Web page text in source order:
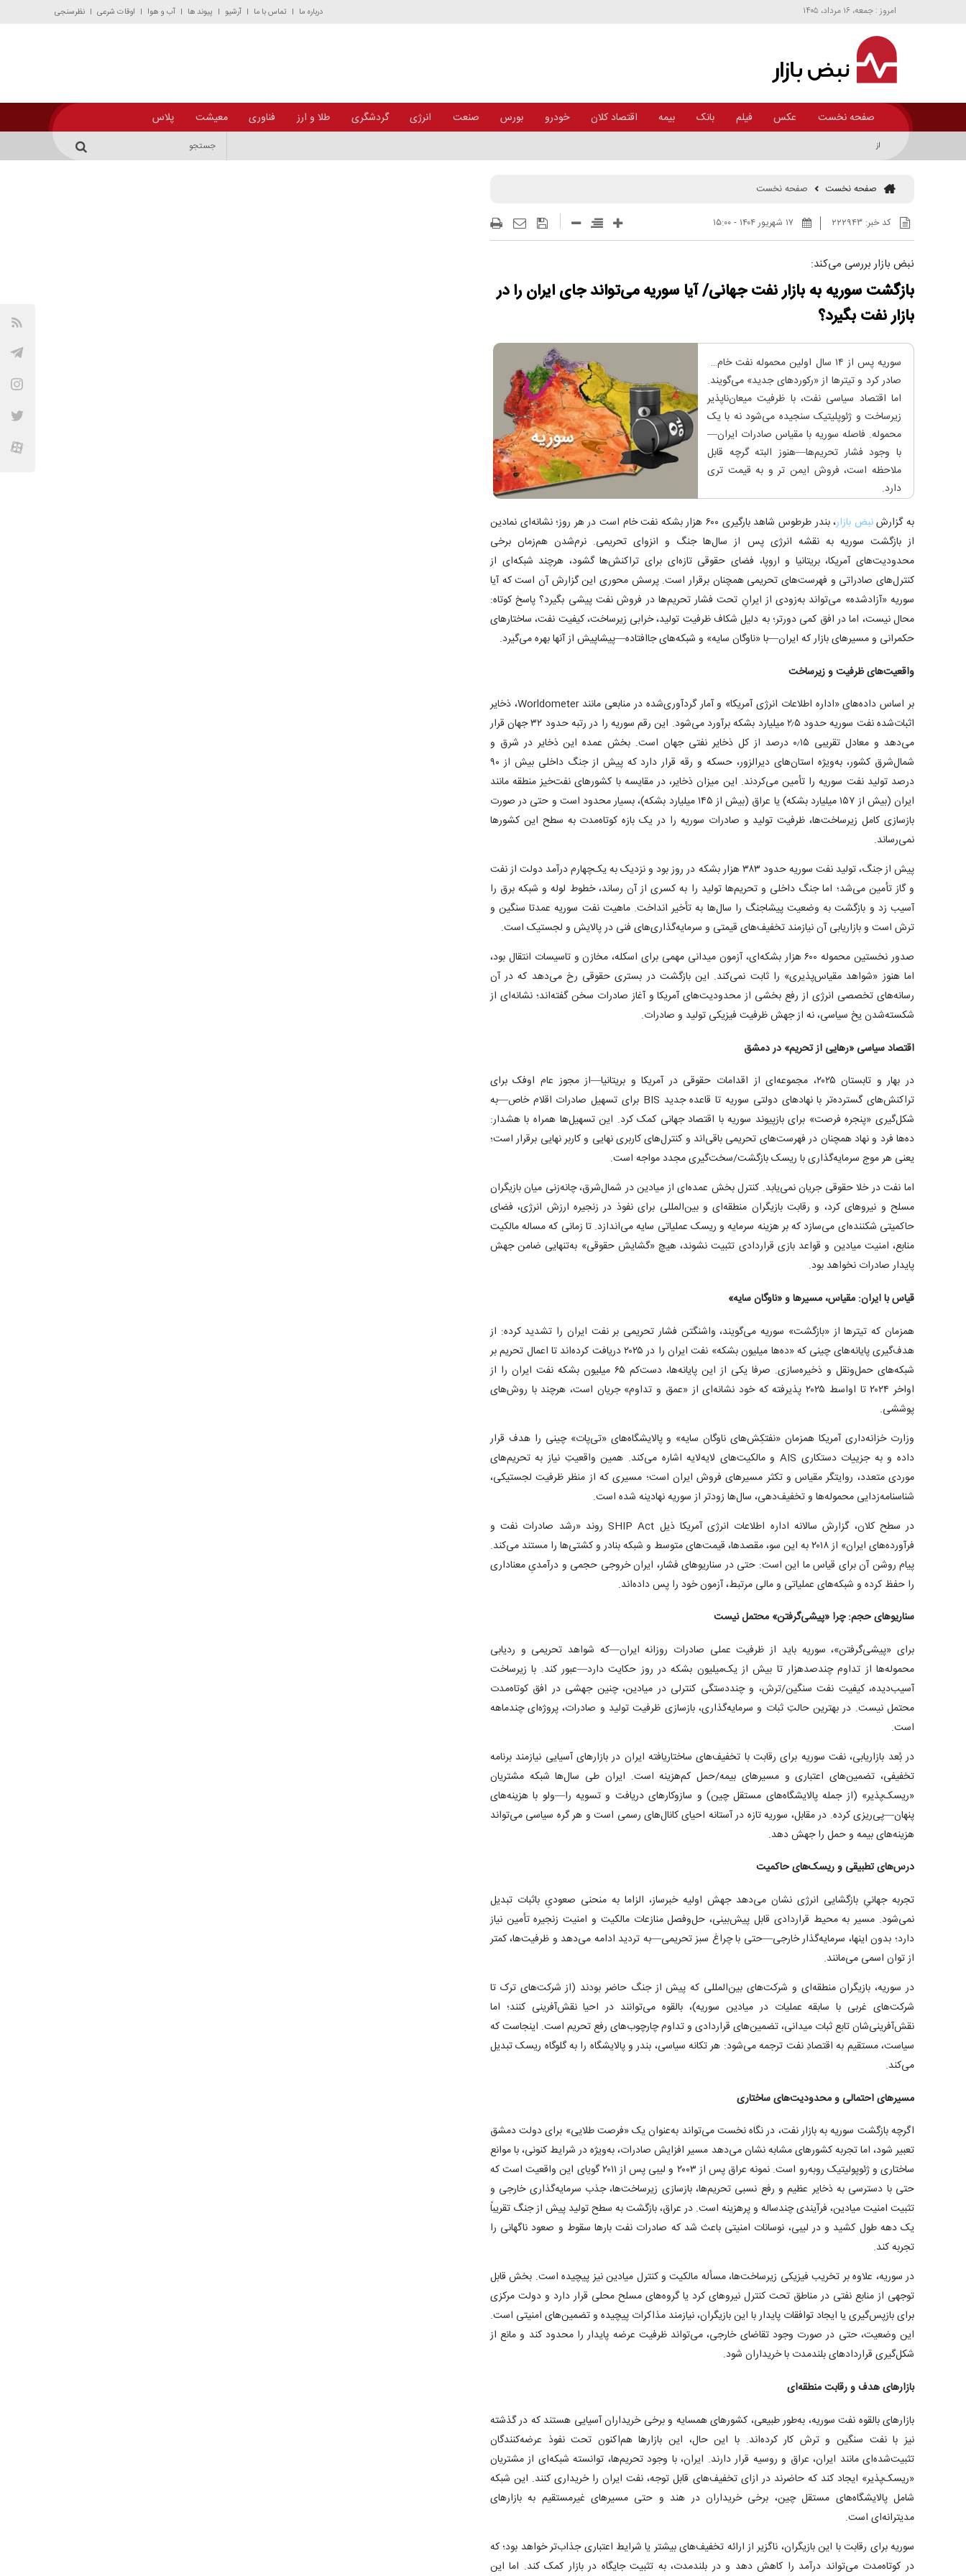
امروز : جمعه، ۱۶ مرداد، ۱۴۰۵ درباره ما تماس با ما آرشیو پیوند ها آب و هوا اوقات شرعی نظرسنجی
صفحه نخست عکس فیلم بانک بیمه اقتصاد کلان خودرو بورس صنعت انرژی گردشگری طلا و ارز فناوری معیشت پلاس
از اتانول و بازار آن چه می‌دانیم؟+اینفوگرافی
صفحه نخست صفحه نخست
کد خبر:۲۲۲۹۴۳ ۱۷ شهريور ۱۴۰۴ - ۱۵:۰۰
نبض بازار بررسی می‎‎‌کند:
بازگشت سوریه به بازار نفت جهانی/ آیا سوریه می‌تواند جای ایران را در
بازار نفت بگیرد؟
سوریه پس از ۱۴ سال اولین محموله نفت خام را
صادر کرد و تیترها از «رکوردهای جدید» می‌گویند.
اما اقتصاد سیاسی نفت، با ظرفیت میعان‌ناپذیر
زیرساخت و ژئوپلیتیک سنجیده می‌شود نه با یک
محموله. فاصله سوریه با مقیاس صادرات ایران—
با وجود فشار تحریم‌ها—هنوز البته گرچه قابل
ملاحظه است، فروش ایمن تر و به قیمت تری
دارد.
به گزارشنبض بازار
، بندر طرطوس شاهد بارگیری ۶۰۰ هزار بشکه نفت خام است در هر روز؛ نشانه‌ای نمادین
از بازگشت سوریه به نقشه انرژی پس از سال‌ها جنگ و انزوای تحریمی. نرم‌شدن هم‌زمان برخی
محدودیت‌های آمریکا، بریتانیا و اروپا، فضای حقوقی تازه‌ای برای تراکنش‌ها گشود، هرچند شبکه‌ای از
کنترل‌های صادراتی و فهرست‌های تحریمی همچنان برقرار است. پرسش محوری این گزارش آن است که آیا
سوریه «آزادشده» می‌تواند به‌زودی از ایرانِ تحت فشار تحریم‌ها در فروش نفت پیشی بگیرد؟ پاسخ کوتاه:
محال نیست، اما در افق کمی دورتر؛ به دلیل شکاف ظرفیت تولید، خرابی زیرساخت، کیفیت نفت، ساختار‌های
حکمرانی و مسیر‌های بازار که ایران—با «ناوگان سایه» و شبکه‌های جاافتاده—پیشاپیش از آنها بهره می‌گیرد.
واقعیت‌های ظرفیت و زیرساخت
بر اساس داده‌های «اداره اطلاعات انرژی آمریکا» و آمار گردآوری‌شده در منابعی مانند Worldometer، ذخایر
اثبات‌شده نفت سوریه حدود ۲٫۵ میلیارد بشکه برآورد می‌شود. این رقم سوریه را در رتبه حدود ۳۲ جهان قرار
می‌دهد و معادل تقریبی ۰٫۱۵ درصد از کل ذخایر نفتی جهان است. بخش عمده این ذخایر در شرق و
شمال‌شرق کشور، به‌ویژه استان‌های دیرالزور، حسکه و رقه قرار دارد که پیش از جنگ داخلی بیش از ۹۰
درصد تولید نفت سوریه را تأمین می‌کردند. این میزان ذخایر، در مقایسه با کشور‌های نفت‌خیز منطقه مانند
ایران (بیش از ۱۵۷ میلیارد بشکه) یا عراق (بیش از ۱۴۵ میلیارد بشکه)، بسیار محدود است و حتی در صورت
بازسازی کامل زیرساخت‌ها، ظرفیت تولید و صادرات سوریه را در یک بازه کوتاه‌مدت به سطح این کشور‌ها
نمی‌رساند.
پیش از جنگ، تولید نفت سوریه حدود ۳۸۳ هزار بشکه در روز بود و نزدیک به یک‌چهارم درآمد دولت از نفت
و گاز تأمین می‌شد؛ اما جنگ داخلی و تحریم‌ها تولید را به کسری از آن رساند، خطوط لوله و شبکه برق را
آسیب زد و بازگشت به وضعیت پیشاجنگ را سال‌ها به تأخیر انداخت. ماهیت نفت سوریه عمدتا سنگین و
ترش است و بازاریابی آن نیازمند تخفیف‌های قیمتی و سرمایه‌گذاری‌های فنی در پالایش و لجستیک است.
صدور نخستین محموله ۶۰۰ هزار بشکه‌ای، آزمون میدانی مهمی برای اسکله، مخازن و تاسیسات انتقال بود،
اما هنوز «شواهد مقیاس‌پذیری» را ثابت نمی‌کند. این بازگشت در بستری حقوقی رخ می‌دهد که در آن
رسانه‌های تخصصی انرژی از رفع بخشی از محدودیت‌های آمریکا و آغاز صادرات سخن گفته‌اند؛ نشانه‌ای از
شکسته‌شدن یخ سیاسی، نه از جهش ظرفیت فیزیکی تولید و صادرات.
اقتصاد سیاسی «رهایی از تحریم» در دمشق
در بهار و تابستان ۲۰۲۵، مجموعه‌ای از اقدامات حقوقی در آمریکا و بریتانیا—از مجوز عام اوفک برای
تراکنش‌های گسترده‌تر با نهاد‌های دولتی سوریه تا قاعده جدید BIS برای تسهیل صادرات اقلام خاص—به
شکل‌گیری «پنجره فرصت» برای بازپیوند سوریه با اقتصاد جهانی کمک کرد. این تسهیل‌ها همراه با هشدار:
ده‌ها فرد و نهاد همچنان در فهرست‌های تحریمی باقی‌اند و کنترل‌های کاربری نهایی و کاربر نهایی برقرار است؛
یعنی هر موج سرمایه‌گذاری با ریسک بازگشت/سخت‌گیری مجدد مواجه است.
اما نفت در خلا حقوقی جریان نمی‌یابد. کنترل بخش عمده‌ای از میادین در شمال‌شرق، چانه‌زنی میان بازیگران
مسلح و نیرو‌های کرد، و رقابت بازیگران منطقه‌ای و بین‌المللی برای نفوذ در زنجیره ارزش انرژی، فضای
حاکمیتی شکننده‌ای می‌سازد که بر هزینه سرمایه و ریسک عملیاتی سایه می‌اندازد. تا زمانی که مساله مالکیت
منابع، امنیت میادین و قواعد بازی قراردادی تثبیت نشوند، هیچ «گشایش حقوقی» به‌تنهایی ضامن جهش
پایدار صادرات نخواهد بود.
قیاس با ایران: مقیاس، مسیر‌ها و «ناوگان سایه»
همزمان که تیتر‌ها از «بازگشت» سوریه می‌گویند، واشنگتن فشار تحریمی بر نفت ایران را تشدید کرده: از
هدف‌گیری پایانه‌های چینی که «ده‌ها میلیون بشکه» نفت ایران را در ۲۰۲۵ دریافت کرده‌اند تا اعمال تحریم بر
شبکه‌های حمل‌ونقل و ذخیره‌سازی. صرفا یکی از این پایانه‌ها، دست‌کم ۶۵ میلیون بشکه نفت ایران را از
اواخر ۲۰۲۴ تا اواسط ۲۰۲۵ پذیرفته که خود نشانه‌ای از «عمق و تداوم» جریان است، هرچند با روش‌های
پوششی.
وزارت خزانه‌داری آمریکا همزمان «نفتکِش‌های ناوگان سایه» و پالایشگاه‌های «تی‌پات» چینی را هدف قرار
داده و به جزییات دستکاری AIS و مالکیت‌های لایه‌لایه اشاره می‌کند. همین واقعیتِ نیاز به تحریم‌های
موردی متعدد، روایتگر مقیاس و تکثر مسیر‌های فروش ایران است؛ مسیری که از منظر ظرفیت لجستیکی،
شناسنامه‌زدایی محموله‌ها و تخفیف‌دهی، سال‌ها زودتر از سوریه نهادینه شده است.
در سطح کلان، گزارش سالانه اداره اطلاعات انرژی آمریکا ذیل SHIP Act روند «رشد صادرات نفت و
فرآورده‌های ایران» از ۲۰۱۸ به این سو، مقصدها، قیمت‌های متوسط و شبکه بنادر و کشتی‌ها را مستند می‌کند.
پیام روشن آن برای قیاس ما این است: حتی در سناریو‌های فشار، ایران خروجی حجمی و درآمدیِ معناداری
را حفظ کرده و شبکه‌های عملیاتی و مالی مرتبط، آزمون خود را پس داده‌اند.
سناریو‌های حجم: چرا «پیشی‌گرفتن» محتمل نیست
برای «پیشی‌گرفتن»، سوریه باید از ظرفیت عملی صادرات روزانه ایران—که شواهد تحریمی و ردیابی
محموله‌ها از تداوم چندصدهزار تا بیش از یک‌میلیون بشکه در روز حکایت دارد—عبور کند. با زیرساخت
آسیب‌دیده، کیفیت نفت سنگین/ترش، و چنددستگی کنترلی در میادین، چنین جهشی در افق کوتاه‌مدت
محتمل نیست. در بهترین حالتِ ثبات و سرمایه‌گذاری، بازسازی ظرفیت تولید و صادرات، پروژه‌ای چندماهه
است.
در بُعد بازاریابی، نفت سوریه برای رقابت با تخفیف‌های ساختاریافته ایران در بازار‌های آسیایی نیازمند برنامه
تخفیفی، تضمین‌های اعتباری و مسیر‌های بیمه/حمل کم‌هزینه است. ایران طی سال‌ها شبکه مشتریان
«ریسک‌پذیر» (از جمله پالایشگاه‌های مستقل چین) و سازوکار‌های دریافت و تسویه را—ولو با هزینه‌های
پنهان—پی‌ریزی کرده. در مقابل، سوریه تازه در آستانه احیای کانال‌های رسمی است و هر گره سیاسی می‌تواند
هزینه‌های بیمه و حمل را جهش دهد.
درس‌های تطبیقی و ریسک‌های حاکمیت
تجربه جهانیِ بازگشایی انرژی نشان می‌دهد جهش اولیه خبرساز، الزاما به منحنی صعودیِ باثبات تبدیل
نمی‌شود. مسیر به محیط قراردادی قابل پیش‌بینی، حل‌وفصل منازعات مالکیت و امنیت زنجیره تأمین نیاز
دارد؛ بدون اینها، سرمایه‌گذار خارجی—حتی با چراغ سبز تحریمی—به تردید ادامه می‌دهد و ظرفیت‌ها، کمتر
از توان اسمی می‌مانند.
در سوریه، بازیگران منطقه‌ای و شرکت‌های بین‌المللی که پیش از جنگ حاضر بودند (از شرکت‌های ترک تا
شرکت‌های غربی با سابقه عملیات در میادین سوریه)، بالقوه می‌توانند در احیا نقش‌آفرینی کنند؛ اما
نقش‌آفرینی‌شان تابع ثبات میدانی، تضمین‌های قراردادی و تداوم چارچوب‌های رفع تحریم است. اینجاست که
سیاست، مستقیم به اقتصادِ نفت ترجمه می‌شود: هر تکانه سیاسی، بندر و پالایشگاه را به گلوگاه ریسک تبدیل
می‌کند.
مسیر‌های احتمالی و محدودیت‌های ساختاری
اگرچه بازگشت سوریه به بازار نفت، در نگاه نخست می‌تواند به‌عنوان یک «فرصت طلایی» برای دولت دمشق
تعبیر شود، اما تجربه کشور‌های مشابه نشان می‌دهد مسیر افزایش صادرات، به‌ویژه در شرایط کنونی، با موانع
ساختاری و ژئوپولیتیک روبه‌رو است. نمونه عراق پس از ۲۰۰۳ و لیبی پس از ۲۰۱۱ گویای این واقعیت است که
حتی با دسترسی به ذخایر عظیم و رفع نسبی تحریم‌ها، بازسازی زیرساخت‌ها، جذب سرمایه‌گذاری خارجی و
تثبیت امنیت میادین، فرآیندی چندساله و پرهزینه است. در عراق، بازگشت به سطح تولید پیش از جنگ تقریباً
یک دهه طول کشید و در لیبی، نوسانات امنیتی باعث شد که صادرات نفت بار‌ها سقوط و صعود ناگهانی را
تجربه کند.
در سوریه، علاوه بر تخریب فیزیکی زیرساخت‌ها، مسأله مالکیت و کنترل میادین نیز پیچیده است. بخش قابل
توجهی از منابع نفتی در مناطق تحت کنترل نیرو‌های کرد یا گروه‌های مسلح محلی قرار دارد و دولت مرکزی
برای بازپس‌گیری یا ایجاد توافقات پایدار با این بازیگران، نیازمند مذاکرات پیچیده و تضمین‌های امنیتی است.
این وضعیت، حتی در صورت وجود تقاضای خارجی، می‌تواند ظرفیت عرضه پایدار را محدود کند و مانع از
شکل‌گیری قرارداد‌های بلندمدت با خریداران شود.
بازار‌های هدف و رقابت منطقه‌ای
بازار‌های بالقوه نفت سوریه، به‌طور طبیعی، کشور‌های همسایه و برخی خریداران آسیایی هستند که در گذشته
نیز با نفت سنگین و ترش کار کرده‌اند. با این حال، این بازار‌ها هم‌اکنون تحت نفوذ عرضه‌کنندگان
تثبیت‌شده‌ای مانند ایران، عراق و روسیه قرار دارند. ایران، با وجود تحریم‌ها، توانسته شبکه‌ای از مشتریان
«ریسک‌پذیر» ایجاد کند که حاضرند در ازای تخفیف‌های قابل توجه، نفت ایران را خریداری کنند. این شبکه
شامل پالایشگاه‌های مستقل چین، برخی خریداران در هند و حتی مسیر‌های غیرمستقیم به بازار‌های
مدیترانه‌ای است.
سوریه برای رقابت با این بازیگران، ناگزیر از ارائه تخفیف‌های بیشتر یا شرایط اعتباری جذاب‌تر خواهد بود؛ که
در کوتاه‌مدت می‌تواند درآمد را کاهش دهد و در بلندمدت، به تثبیت جایگاه در بازار کمک کند. اما این